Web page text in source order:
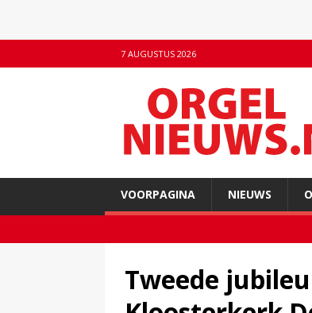
7 AUGUSTUS 2026
VOORPAGINA NIEUWS
Tweede